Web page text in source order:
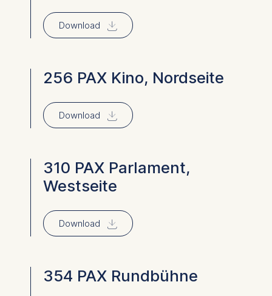
Download ⇓
256 PAX Kino, Nordseite
Download ⇓
310 PAX Parlament,
Westseite
Download ⇓
354 PAX Rundbühne